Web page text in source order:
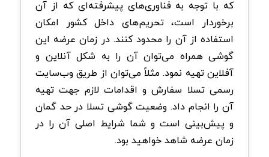
که با توجه به فناوری‌های پیشرفته‌ای که از آن
برخوردار است، تحریم‌های داخل کشور امکان
استفاده از آن را محدود کنند. در زمان عرضه این
گوشی همراه می‌توان آن را به شکل آنلاین و
آفلاین تهیه نمود. مثلاً می‌توان از طریق وب‌سایت
رسمی تسلا سفارش و اقدامات لازم جهت تهیه
آن را انجام داد. وضعیت گوشی تسلا در حد گمان
و پیش‌بینی است و شما شرایط اصلی آن را در
زمان عرضه شاهد خواهید بود.